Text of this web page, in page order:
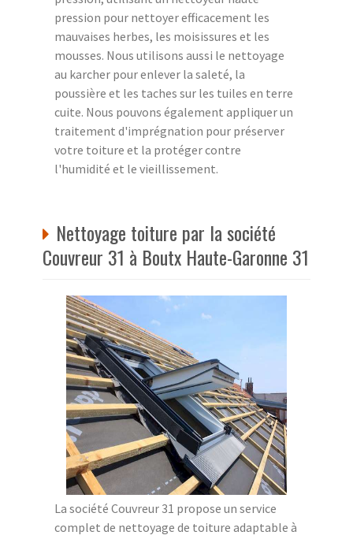
pression pour nettoyer efficacement les
mauvaises herbes, les moisissures et les
mousses. Nous utilisons aussi le nettoyage
au karcher pour enlever la saleté, la
poussière et les taches sur les tuiles en terre
cuite. Nous pouvons également appliquer un
traitement d'imprégnation pour préserver
votre toiture et la protéger contre
l'humidité et le vieillissement.
Nettoyage toiture par la société
Couvreur 31 à Boutx Haute-Garonne 31
La société Couvreur 31 propose un service
complet de nettoyage de toiture adaptable à